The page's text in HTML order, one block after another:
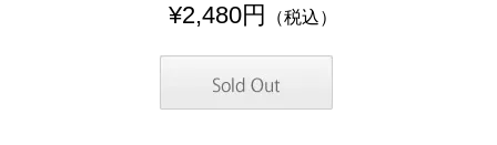
¥2,480円 （税込）